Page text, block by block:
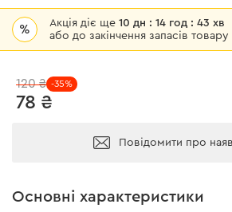
% Акція діє ще10 дн : 14 год : 43 хв
або до закінчення запасів товару
78 ₴
120 ₴ -35%
Повідомити про
Основні характеристики